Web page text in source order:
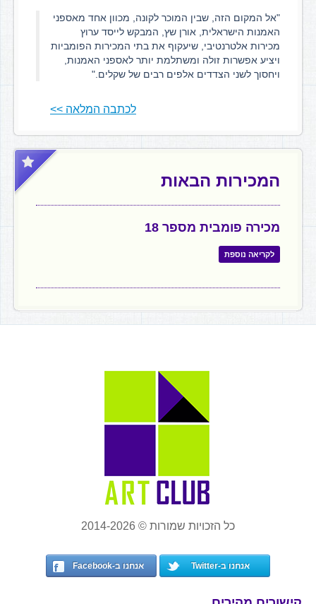
"אל המקום הזה, שבין המוכר לקונה, מכוון אחד מאספני
האמנות הישראלית, אורן שץ, המבקש לייסד ערוץ
מכירות אלטרנטיבי, שיעקוף את בתי המכירות הפומביות
ויציע אפשרות זולה ומשתלמת יותר לאספני האמנות,
ויחסוך לשני הצדדים אלפים רבים של שקלים."
לכתבה המלאה >>
המכירות הבאות
מכירה פומבית מספר 18
לקריאה נוספת
כל הזכויות שמורות © 2014-2026
אנחנו ב-Twitter אנחנו ב-Facebook